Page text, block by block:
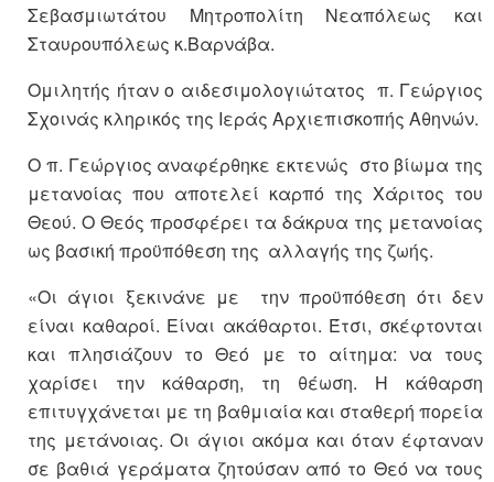
Σεβασμιωτάτου Μητροπολίτη Νεαπόλεως και
Σταυρουπόλεως κ.Βαρνάβα.
Ομιλητής ήταν ο αιδεσιμολογιώτατος π. Γεώργιος
Σχοινάς κληρικός της Ιεράς Αρχιεπισκοπής Αθηνών.
Ο π. Γεώργιος αναφέρθηκε εκτενώς στο βίωμα της
μετανοίας που αποτελεί καρπό της Χάριτος του
Θεού. Ο Θεός προσφέρει τα δάκρυα της μετανοίας
ως βασική προϋπόθεση της αλλαγής της ζωής.
«Οι άγιοι ξεκινάνε με την προϋπόθεση ότι δεν
είναι καθαροί. Είναι ακάθαρτοι. Έτσι, σκέφτονται
και πλησιάζουν το Θεό με το αίτημα: να τους
χαρίσει την κάθαρση, τη θέωση. Η κάθαρση
επιτυγχάνεται με τη βαθμιαία και σταθερή πορεία
της μετάνοιας. Οι άγιοι ακόμα και όταν έφταναν
σε βαθιά γεράματα ζητούσαν από το Θεό να τους